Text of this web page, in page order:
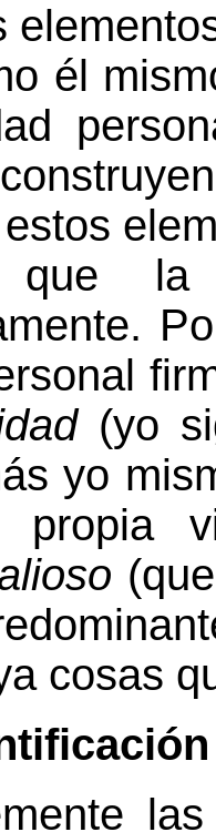
él
que
(yo
yo
cosas